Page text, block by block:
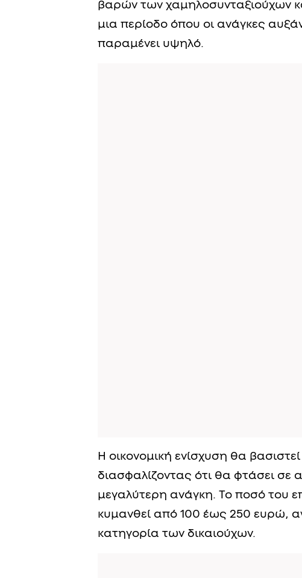
βαρών των χαμηλοσυνταξιούχων
μια περίοδο όπου οι ανάγκες
παραμένει υψηλό.
Η οικονομική ενίσχυση θα
διασφαλίζοντας ότι θα φτάσει σε
μεγαλύτερη ανάγκη. Το ποσό του
κυμανθεί από 100 έως 250 ευρώ,
κατηγορία των δικαιούχων.